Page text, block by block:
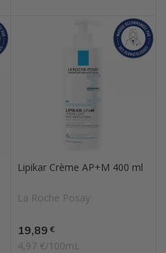
Lipikar Crème AP+M 400 ml
La Roche Posay
Prix
19,89 €
4,97 €/100mL